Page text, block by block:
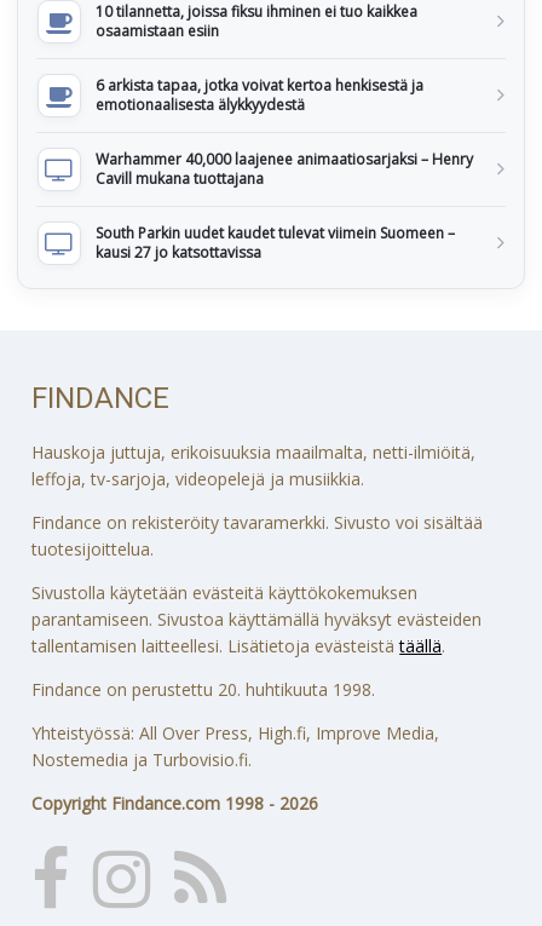
10 tilannetta, joissa fiksu ihminen ei tuo kaikkea
osaamistaan esiin
6 arkista tapaa, jotka voivat kertoa henkisestä ja
emotionaalisesta älykkyydestä
Warhammer 40,000 laajenee animaatiosarjaksi – Henry
Cavill mukana tuottajana
South Parkin uudet kaudet tulevat viimein Suomeen –
kausi 27 jo katsottavissa
FINDANCE
Hauskoja juttuja, erikoisuuksia maailmalta, netti-ilmiöitä,
leffoja, tv-sarjoja, videopelejä ja musiikkia.
Findance on rekisteröity tavaramerkki. Sivusto voi sisältää
tuotesijoittelua.
Sivustolla käytetään evästeitä käyttökokemuksen
parantamiseen. Sivustoa käyttämällä hyväksyt evästeiden
tallentamisen laitteellesi. Lisätietoja evästeistätäällä.
Findance on perustettu 20. huhtikuuta 1998.
Yhteistyössä: All Over Press, High.fi, Improve Media,
Nostemedia ja Turbovisio.fi.
Copyright Findance.com 1998 - 2026